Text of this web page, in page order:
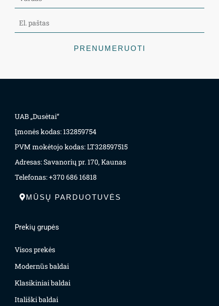
PRENUMERUOTI
UAB „Dusėtai“
Įmonės kodas: 132859754
PVM mokėtojo kodas: LT328597515
Adresas: Savanorių pr. 170, Kaunas
Telefonas: +370 686 16818
MŪSŲ PARDUOTUVĖS
Prekių grupės
Visos prekės
Modernūs baldai
Klasikiniai baldai
Itališki baldai